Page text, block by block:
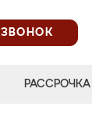
РАССРОЧКА